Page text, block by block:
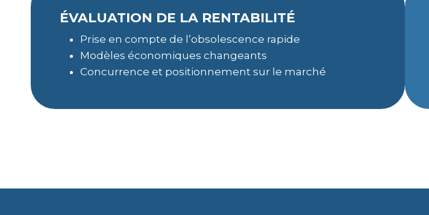
ÉVALUATION DE LA RENTABILITÉ
Prise en compte de l’obsolescence rapide
Modèles économiques changeants
Concurrence et positionnement sur le marché